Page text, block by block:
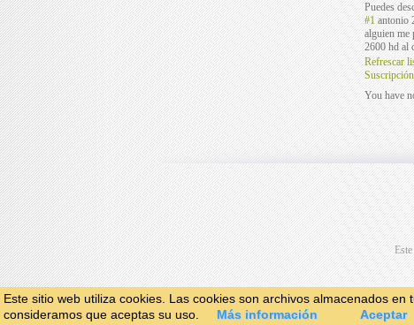
Puedes
#1 antonio
alguien me
2600 hd al
Refrescar
You have
Este sitio web utiliza cookies. Las cookies son archivos almacenados
consideramos que aceptas su uso.
Más información Aceptar